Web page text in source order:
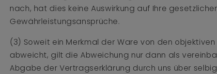
nach, hat dies keine Auswirkung auf Ihre
Gewährleistungsansprüche.
(3) Soweit ein Merkmal der Ware von den
abweicht, gilt die Abweichung nur dann als
Abgabe der Vertragserklärung durch uns über